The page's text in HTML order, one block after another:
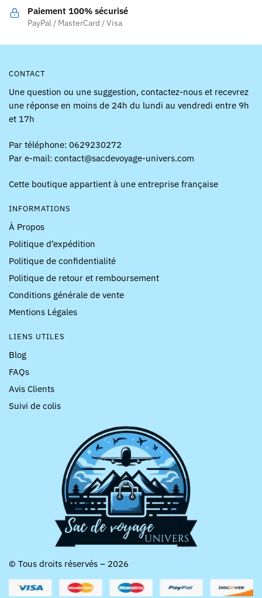
Paiement 100% sécurisé
PayPal / MasterCard / Visa
CONTACT
Une question ou une suggestion, contactez-nous et recevrez
une réponse en moins de 24h du lundi au vendredi entre 9h
et 17h
Par téléphone: 0629230272
Par e-mail: contact@sacdevoyage-univers.com
Cette boutique appartient à une entreprise française
INFORMATIONS
À Propos
Politique d’expédition
Politique de confidentialité
Politique de retour et remboursement
Conditions générale de vente
Mentions Légales
LIENS UTILES
Blog
FAQs
Avis Clients
Suivi de colis
© Tous droits réservés – 2026